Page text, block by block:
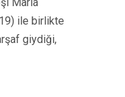
ile birlikte
giydiği,